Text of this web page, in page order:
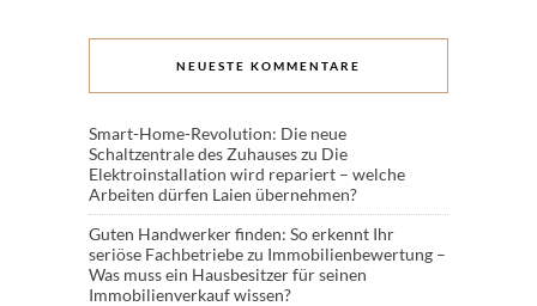
NEUESTE KOMMENTARE
Smart-Home-Revolution: Die neue
Schaltzentrale des Zuhauseszu Die
Elektroinstallation wird repariert – welche
Arbeiten dürfen Laien übernehmen?
Guten Handwerker finden: So erkennt Ihr
seriöse Fachbetriebezu Immobilienbewertung –
Was muss ein Hausbesitzer für seinen
Immobilienverkauf wissen?